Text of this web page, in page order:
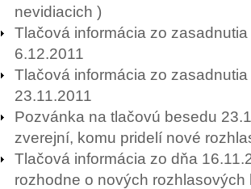
nevidiacich )
Tlačová informácia zo
6.12.2011
Tlačová informácia zo
23.11.2011
Pozvánka na tlačovú besedu
zverejní, komu pridelí nové
Tlačová informácia zo dňa
rozhodne o nových rozhlasových